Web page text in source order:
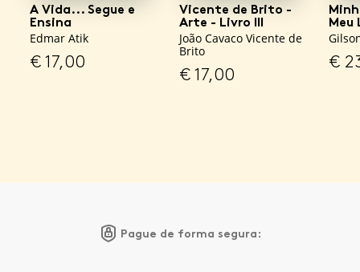
A Vida... Segue e
Ensina
Edmar Atik
€17,00
Vicente de Brito -
Arte - Livro III
João Cavaco Vicente de
Brito
€17,00
Meu
€
Pague de forma segura: